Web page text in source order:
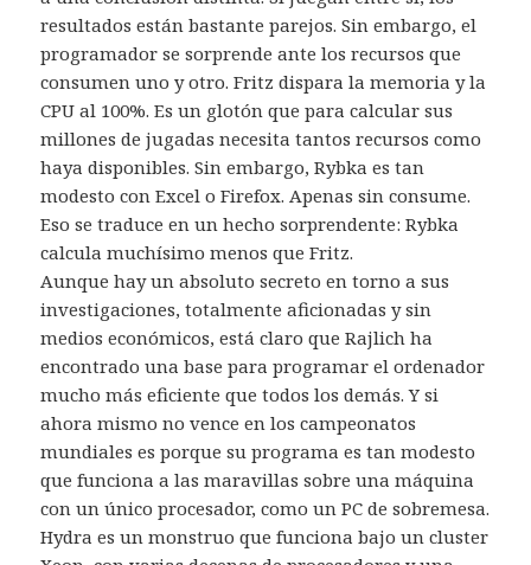
resultados están bastante parejos. Sin embargo, el
programador se sorprende ante los recursos que
consumen uno y otro. Fritz dispara la memoria y la
CPU al 100%. Es un glotón que para calcular sus
millones de jugadas necesita tantos recursos como
haya disponibles. Sin embargo, Rybka es tan
modesto con Excel o Firefox. Apenas sin consume.
Eso se traduce en un hecho sorprendente: Rybka
calcula muchísimo menos que Fritz.
Aunque hay un absoluto secreto en torno a sus
investigaciones, totalmente aficionadas y sin
medios económicos, está claro que Rajlich ha
encontrado una base para programar el ordenador
mucho más eficiente que todos los demás. Y si
ahora mismo no vence en los campeonatos
mundiales es porque su programa es tan modesto
que funciona a las maravillas sobre una máquina
con un único procesador, como un PC de sobremesa.
Hydra es un monstruo que funciona bajo un cluster